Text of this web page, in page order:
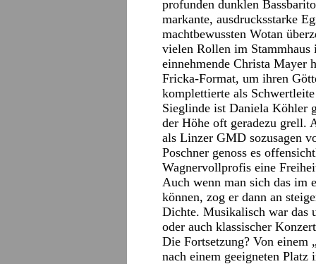
profunden dunklen
markante, ausdrucksstarke
machtbewussten Wotan
vielen Rollen im
einnehmende Christa Mayer
Fricka-Format, um ihren
komplettierte als
Sieglinde ist Daniela Köhler
der Höhe oft geradezu grell.
als Linzer GMD sozusagen
Poschner genoss es
Wagnervollprofis eine
Auch wenn man sich das im
können, zog er dann an
Dichte. Musikalisch war das
oder auch klassischer
Die Fortsetzung? Von einem
nach einem geeigneten